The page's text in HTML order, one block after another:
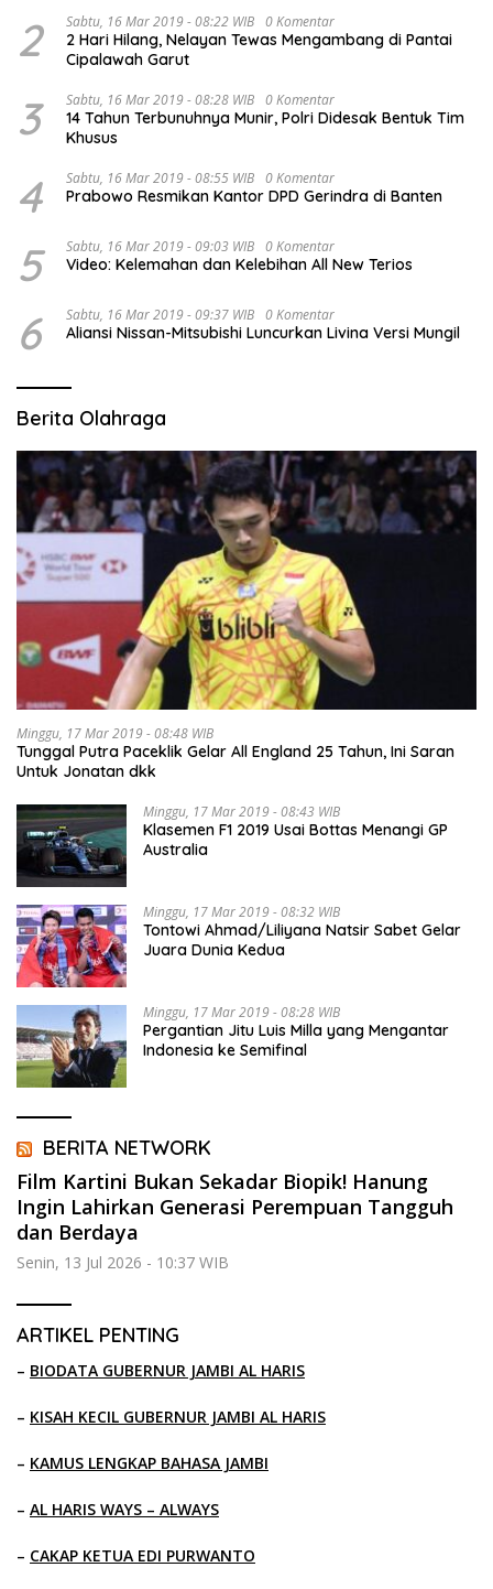
2 Sabtu, 16 Mar 2019 - 08:22 WIB 0 Komentar
2 Hari Hilang, Nelayan Tewas Mengambang di Pantai
Cipalawah Garut
3 Sabtu, 16 Mar 2019 - 08:28 WIB 0 Komentar
14 Tahun Terbunuhnya Munir, Polri Didesak Bentuk Tim
Khusus
4 Sabtu, 16 Mar 2019 - 08:55 WIB 0 Komentar
Prabowo Resmikan Kantor DPD Gerindra di Banten
5 Sabtu, 16 Mar 2019 - 09:03 WIB 0 Komentar
Video: Kelemahan dan Kelebihan All New Terios
6 Sabtu, 16 Mar 2019 - 09:37 WIB 0 Komentar
Aliansi Nissan-Mitsubishi Luncurkan Livina Versi Mungil
Berita Olahraga
Minggu, 17 Mar 2019 - 08:48 WIB
Tunggal Putra Paceklik Gelar All England 25 Tahun, Ini Saran
Untuk Jonatan dkk
Minggu, 17 Mar 2019 - 08:43 WIB
Klasemen F1 2019 Usai Bottas Menangi GP
Australia
Minggu, 17 Mar 2019 - 08:32 WIB
Tontowi Ahmad/Liliyana Natsir Sabet Gelar
Juara Dunia Kedua
Minggu, 17 Mar 2019 - 08:28 WIB
Pergantian Jitu Luis Milla yang Mengantar
Indonesia ke Semifinal
BERITA NETWORK
Film Kartini Bukan Sekadar Biopik! Hanung
Ingin Lahirkan Generasi Perempuan Tangguh
dan Berdaya
Senin, 13 Jul 2026 - 10:37 WIB
ARTIKEL PENTING
– BIODATA GUBERNUR JAMBI AL HARIS
– KISAH KECIL GUBERNUR JAMBI AL HARIS
– KAMUS LENGKAP BAHASA JAMBI
– AL HARIS WAYS – ALWAYS
– CAKAP KETUA EDI PURWANTO